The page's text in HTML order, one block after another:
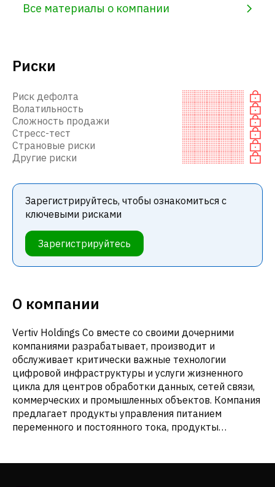
Все материалы о компании
Риски
Риск дефолта
Волатильность
Сложность продажи
Стресс-тест
Страновые риски
Другие риски
Зарегистрируйтесь, чтобы ознакомиться с
ключевыми рисками
Зарегистрируйтесь
О компании
Vertiv Holdings Co вместе со своими дочерними
компаниями разрабатывает, производит и
обслуживает критически важные технологии
цифровой инфраструктуры и услуги жизненного
цикла для центров обработки данных, сетей связи,
коммерческих и промышленных объектов. Компания
предлагает продукты управления питанием
переменного и постоянного тока, продукты
для мониторинга и контроля цифровой